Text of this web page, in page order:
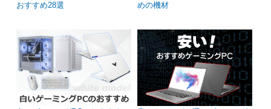
おすすめ28選
めの機材